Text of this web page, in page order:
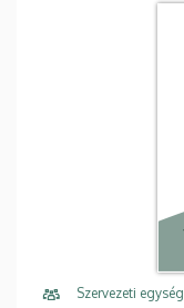
Szervezeti egység